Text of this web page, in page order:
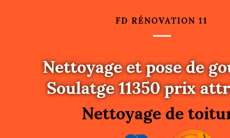
FD RÉNOVATION 11
Nettoyage et pose de
Soulatge 11350 prix
Urgence fuite
Changement de
Nettoyage de